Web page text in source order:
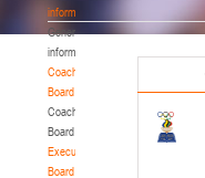
information
General
information
Coaching
Board
Coaching
Board
Executive
Board